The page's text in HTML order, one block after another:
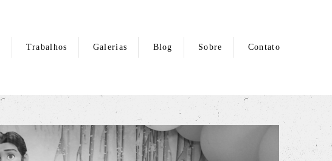
Trabalhos Galerias Blog Sobre Contato